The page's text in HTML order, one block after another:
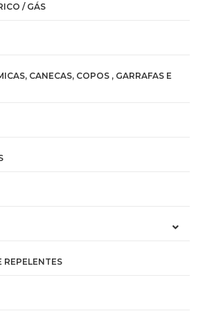
/ GÁS
CANECAS, COPOS , GARRAFAS E
REPELENTES